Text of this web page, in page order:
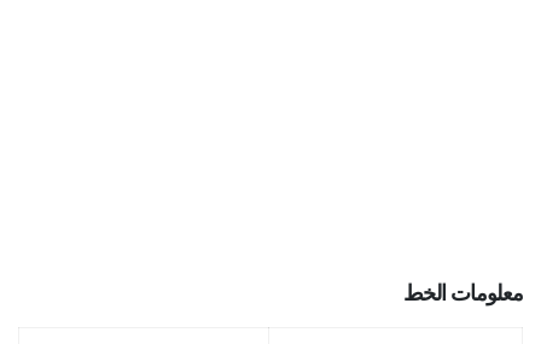
معلومات الخط